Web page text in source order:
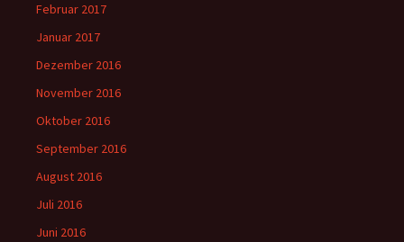
Februar 2017
Januar 2017
Dezember 2016
November 2016
Oktober 2016
September 2016
August 2016
Juli 2016
Juni 2016